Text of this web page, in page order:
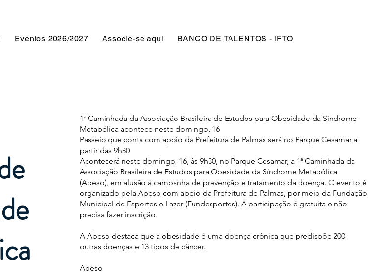
Eventos 2026/2027 Associe-se aqui BANCO DE TALENTOS - IFTO
1ª Caminhada da Associação Brasileira de Estudos para Obesidade da Síndrome
Metabólica acontece neste domingo, 16
Passeio que conta com apoio da Prefeitura de Palmas será no Parque Cesamar a
partir das 9h30
Acontecerá neste domingo, 16, às 9h30, no Parque Cesamar, a 1ª Caminhada da
Associação Brasileira de Estudos para Obesidade da Síndrome Metabólica
(Abeso), em alusão à campanha de prevenção e tratamento da doença. O evento é
organizado pela Abeso com apoio da Prefeitura de Palmas, por meio da Fundação
Municipal de Esportes e Lazer (Fundesportes). A participação é gratuita e não
precisa fazer inscrição.
A Abeso destaca que a obesidade é uma doença crônica que predispõe 200
outras doenças e 13 tipos de câncer.
Abeso